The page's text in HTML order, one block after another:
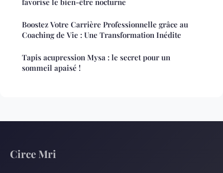
favorise le bien-être nocturne
Boostez Votre Carrière Professionnelle grâce au
Coaching de Vie : Une Transformation Inédite
Tapis acupression Mysa : le secret pour un
sommeil apaisé !
Circe Mri